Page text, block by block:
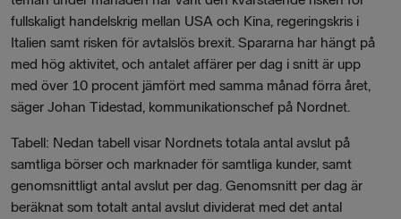
fullskaligt handelskrig mellan USA och Kina, regeringskris i
Italien samt risken för avtalslös brexit. Spararna har hängt på
med hög aktivitet, och antalet affärer per dag i snitt är upp
med över 10 procent jämfört med samma månad förra året,
säger Johan Tidestad, kommunikationschef på Nordnet.
Tabell: Nedan tabell visar Nordnets totala antal avslut på
samtliga börser och marknader för samtliga kunder, samt
genomsnittligt antal avslut per dag. Genomsnitt per dag är
beräknat som totalt antal avslut dividerat med det antal